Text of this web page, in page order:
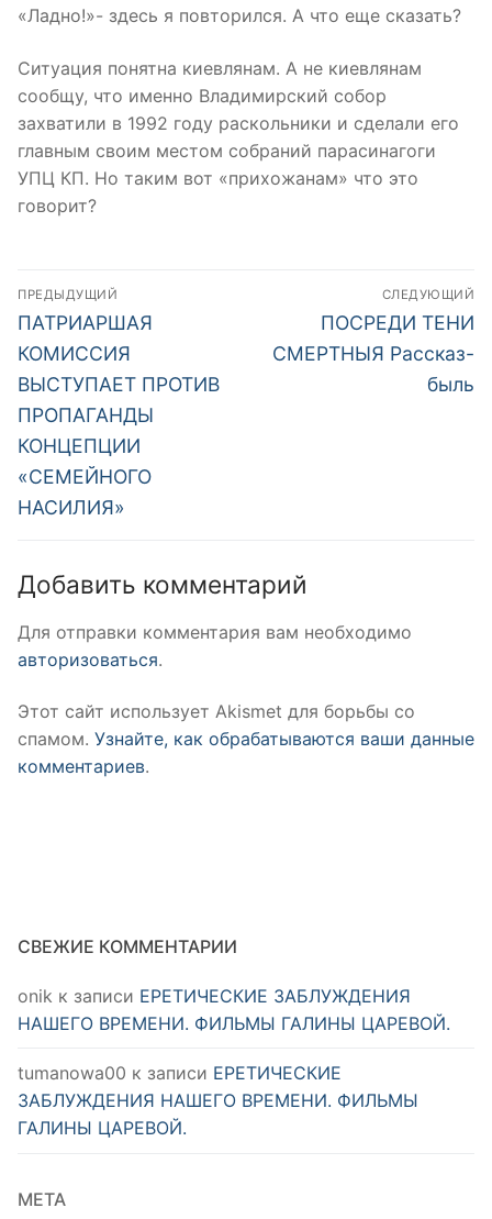
«Ладно!»- здесь я повторился. А что еще сказать?
Ситуация понятна киевлянам. А не киевлянам
сообщу, что именно Владимирский собор
захватили в 1992 году раскольники и сделали его
главным своим местом собраний парасинагоги
УПЦ КП. Но таким вот «прихожанам» что это
говорит?
Навигация
по
записям
ПРЕДЫДУЩИЙ
Предыдущая
запись:
ПАТРИАРШАЯ
КОМИССИЯ
ВЫСТУПАЕТ ПРОТИВ
ПРОПАГАНДЫ
КОНЦЕПЦИИ
«СЕМЕЙНОГО
НАСИЛИЯ»
СЛЕДУЮЩИЙ
Следующая
запись:
ПОСРЕДИ ТЕНИ
СМЕРТНЫЯ Рассказ-
быль
Добавить комментарий
Для отправки комментария вам необходимо
авторизоваться.
Этот сайт использует Akismet для борьбы со
спамом. Узнайте, как обрабатываются ваши данные
комментариев.
СВЕЖИЕ КОММЕНТАРИИ
onik к записи ЕРЕТИЧЕСКИЕ ЗАБЛУЖДЕНИЯ
НАШЕГО ВРЕМЕНИ. ФИЛЬМЫ ГАЛИНЫ ЦАРЕВОЙ.
tumanowa00 к записи ЕРЕТИЧЕСКИЕ
ЗАБЛУЖДЕНИЯ НАШЕГО ВРЕМЕНИ. ФИЛЬМЫ
ГАЛИНЫ ЦАРЕВОЙ.
МЕТА